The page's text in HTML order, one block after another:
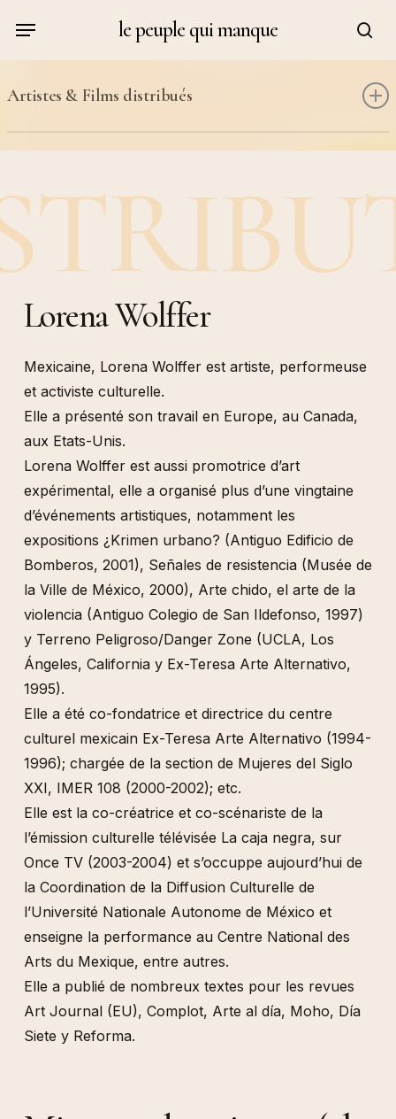
content
le peuple qui manque
Menu
Artistes & Films distribués
Judith Cahen
Johanna Demetrakas
Roger Danel
Maria Adela Diaz
Michka Gorki
Jean-Michel Humeau
Danielle Jaeggi
Françoise Janicot
Eduardo Kac
Jacques Kebadian
Jean-Jacques Lebel
ORLAN
Howardena Pindell
Oliver Ressler
R.E.P. Group
Carolee Schneemann & Maria Beatty
David Wojnarowicz & Marion Scemama
Lorena Wolffer
Jud Yalkut
Lorena Wolffer
Mexicaine, Lorena Wolffer est artiste, performeuse
et activiste culturelle.
Elle a présenté son travail en Europe, au Canada,
aux Etats-Unis.
Lorena Wolffer est aussi promotrice d’art
expérimental, elle a organisé plus d’une vingtaine
d’événements artistiques, notamment les
expositions ¿Krimen urbano? (Antiguo Edificio de
Bomberos, 2001), Señales de resistencia (Musée de
la Ville de México, 2000), Arte chido, el arte de la
violencia (Antiguo Colegio de San Ildefonso, 1997)
y Terreno Peligroso/Danger Zone (UCLA, Los
Ángeles, California y Ex-Teresa Arte Alternativo,
1995).
Elle a été co-fondatrice et directrice du centre
culturel mexicain Ex-Teresa Arte Alternativo (1994-
1996); chargée de la section de Mujeres del Siglo
XXI, IMER 108 (2000-2002); etc.
Elle est la co-créatrice et co-scénariste de la
l’émission culturelle télévisée La caja negra, sur
Once TV (2003-2004) et s’occuppe aujourd’hui de
la Coordination de la Diffusion Culturelle de
l’Université Nationale Autonome de México et
enseigne la performance au Centre National des
Arts du Mexique, entre autres.
Elle a publié de nombreux textes pour les revues
Art Journal (EU), Complot, Arte al día, Moho, Día
Siete y Reforma.